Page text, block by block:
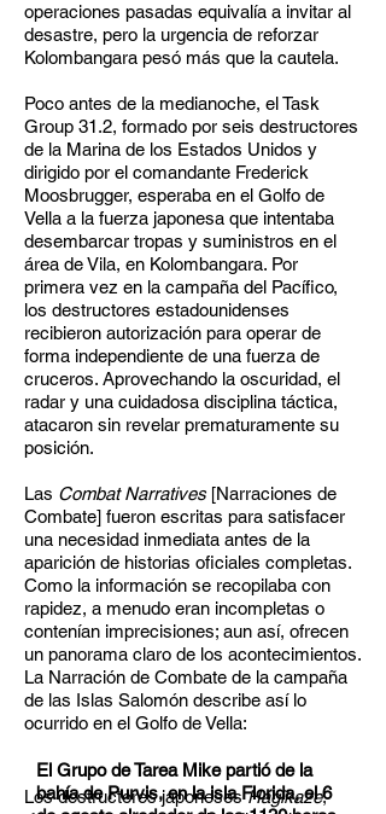
operaciones pasadas equivalía a invitar al
desastre, pero la urgencia de reforzar
Kolombangara pesó más que la cautela.
Poco antes de la medianoche, el Task
Group 31.2, formado por seis destructores
de la Marina de los Estados Unidos y
dirigido por el comandante Frederick
Moosbrugger, esperaba en el Golfo de
Vella a la fuerza japonesa que intentaba
desembarcar tropas y suministros en el
área de Vila, en Kolombangara. Por
primera vez en la campaña del Pacífico,
los destructores estadounidenses
recibieron autorización para operar de
forma independiente de una fuerza de
cruceros. Aprovechando la oscuridad, el
radar y una cuidadosa disciplina táctica,
atacaron sin revelar prematuramente su
posición.
Las Combat Narratives [Narraciones de
Combate] fueron escritas para satisfacer
una necesidad inmediata antes de la
aparición de historias oficiales completas.
Como la información se recopilaba con
rapidez, a menudo eran incompletas o
contenían imprecisiones; aun así, ofrecen
un panorama claro de los acontecimientos.
La Narración de Combate de la campaña
de las Islas Salomón describe así lo
ocurrido en el Golfo de Vella:
El Grupo de Tarea Mike partió de la
bahía de Purvis, en la isla Florida, el 6
Los destructores japonesesHagikaze,